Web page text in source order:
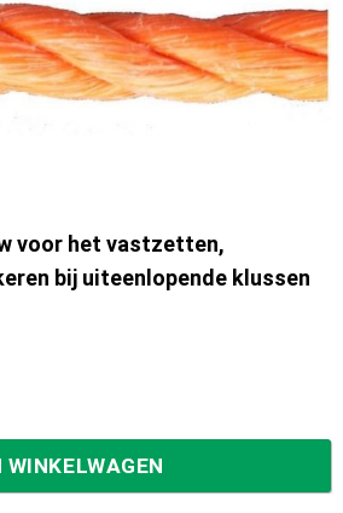
voor het vastzetten,
bij uiteenlopende klussen
WINKELWAGEN